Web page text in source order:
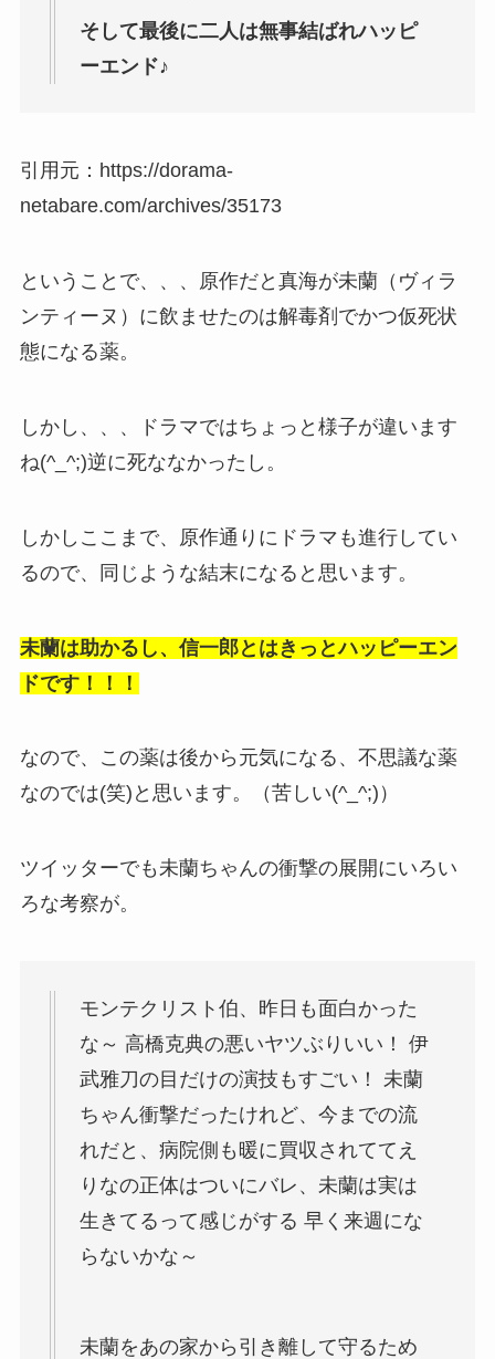
そして最後に二人は無事結ばれハッピ
ーエンド♪
引用元：https://dorama-
netabare.com/archives/35173
ということで、、、原作だと真海が未蘭（ヴィラ
ンティーヌ）に飲ませたのは解毒剤でかつ仮死状
態になる薬。
しかし、、、ドラマではちょっと様子が違います
ね(^_^;)逆に死ななかったし。
しかしここまで、原作通りにドラマも進行してい
るので、同じような結末になると思います。
未蘭は助かるし、信一郎とはきっとハッピーエン
ドです！！！
なので、この薬は後から元気になる、不思議な薬
なのでは(笑)と思います。（苦しい(^_^;)）
ツイッターでも未蘭ちゃんの衝撃の展開にいろい
ろな考察が。
モンテクリスト伯、昨日も面白かった
な～ 高橋克典の悪いヤツぶりいい！ 伊
武雅刀の目だけの演技もすごい！ 未蘭
ちゃん衝撃だったけれど、今までの流
れだと、病院側も暖に買収されててえ
りなの正体はついにバレ、未蘭は実は
生きてるって感じがする 早く来週にな
らないかな～
未蘭をあの家から引き離して守るため